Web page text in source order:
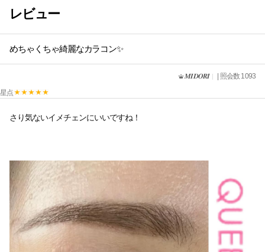
レビュー
めちゃくちゃ綺麗なカラコン✨
𝑴𝑰𝑫𝑶𝑹𝑰
| 照会数 1093
星点
さり気ないイメチェンにいいですね！